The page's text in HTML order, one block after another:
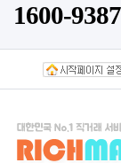
1600-9387